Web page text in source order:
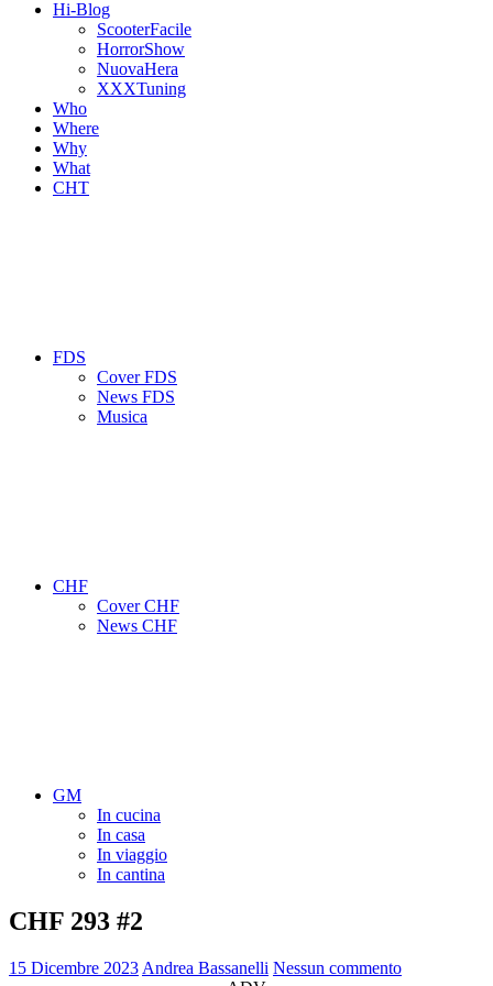
Hi-Blog
ScooterFacile
HorrorShow
NuovaHera
XXXTuning
Who
Where
Why
What
CHT
FDS
Cover FDS
News FDS
Musica
CHF
Cover CHF
News CHF
GM
In cucina
In casa
In viaggio
In cantina
CHF 293 #2
15 Dicembre 2023 Andrea Bassanelli Nessun commento